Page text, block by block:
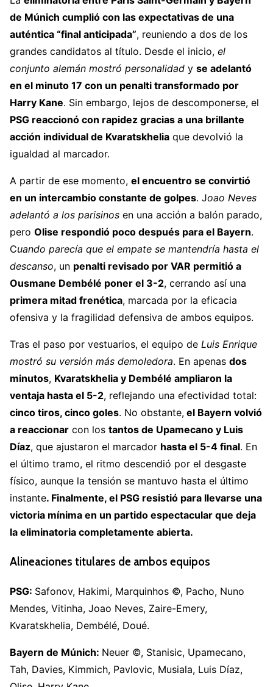
de Múnich cumplió con las expectativas de una
auténtica “final anticipada”, reuniendo a dos de los
grandes candidatos al título. Desde el inicio, el
conjunto alemán mostró personalidad y se adelantó
en el minuto 17 con un penalti transformado por
Harry Kane. Sin embargo, lejos de descomponerse, el
PSG reaccionó con rapidez gracias a una brillante
acción individual de Kvaratskhelia que devolvió la
igualdad al marcador.
A partir de ese momento, el encuentro se convirtió
en un intercambio constante de golpes. Joao Neves
adelantó a los parisinos en una acción a balón parado,
pero Olise respondió poco después para el Bayern.
Cuando parecía que el empate se mantendría hasta el
descanso, un penalti revisado por VAR permitió a
Ousmane Dembélé poner el 3-2, cerrando así una
primera mitad frenética, marcada por la eficacia
ofensiva y la fragilidad defensiva de ambos equipos.
Tras el paso por vestuarios, el equipo de Luis Enrique
mostró su versión más demoledora. En apenas dos
minutos, Kvaratskhelia y Dembélé ampliaron la
ventaja hasta el 5-2, reflejando una efectividad total:
cinco tiros, cinco goles. No obstante, el Bayern volvió
a reaccionar con los tantos de Upamecano y Luis
Díaz, que ajustaron el marcador hasta el 5-4 final. En
el último tramo, el ritmo descendió por el desgaste
físico, aunque la tensión se mantuvo hasta el último
instante. Finalmente, el PSG resistió para llevarse una
victoria mínima en un partido espectacular que deja
la eliminatoria completamente abierta.
Alineaciones titulares de ambos equipos
PSG: Safonov, Hakimi, Marquinhos ©, Pacho, Nuno
Mendes, Vitinha, Joao Neves, Zaire-Emery,
Kvaratskhelia, Dembélé, Doué.
Bayern de Múnich: Neuer ©, Stanisic, Upamecano,
Tah, Davies, Kimmich, Pavlovic, Musiala, Luis Díaz,